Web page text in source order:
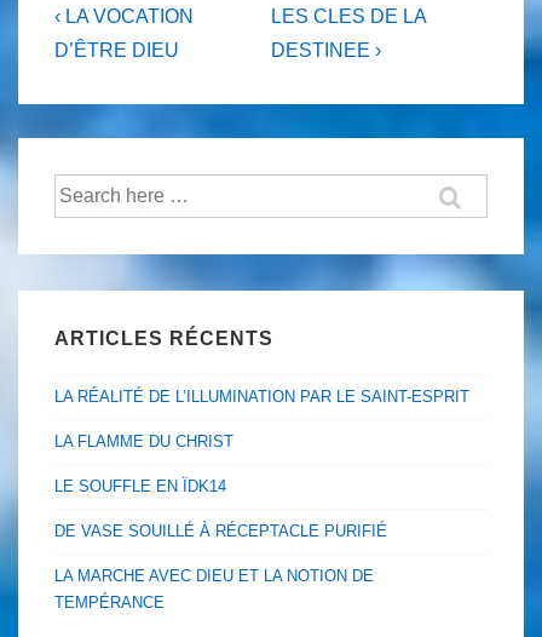
Navigation
de
l’article
Previous
Post
‹ LA VOCATION
D’ÊTRE DIEU
Next
Post
LES CLES DE LA
DESTINEE ›
Recherche
pour:
ARTICLES RÉCENTS
LA RÉALITÉ DE L’ILLUMINATION PAR LE SAINT-ESPRIT
LA FLAMME DU CHRIST
LE SOUFFLE EN ÏDK14
DE VASE SOUILLÉ À RÉCEPTACLE PURIFIÉ
LA MARCHE AVEC DIEU ET LA NOTION DE
TEMPÉRANCE